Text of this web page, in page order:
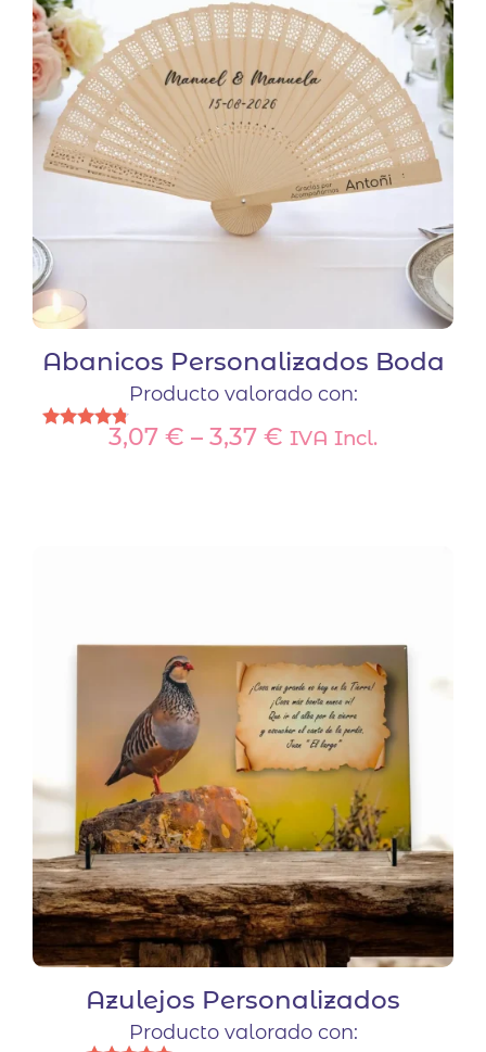
se
pueden
elegir
en
la
página
producto
Abanicos Personalizados Boda
Producto valorado con:
Valorado3,07 € – 3,37 € IVA Incl.
se
pueden
elegir
en
la
página
de
producto
Azulejos Personalizados
Producto valorado con: